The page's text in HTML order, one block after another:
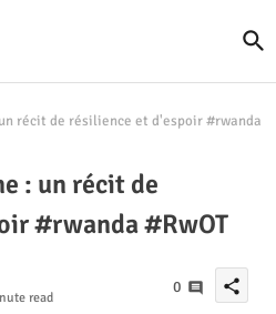
récit de résilience et d'espoir #rwanda
: un récit de
#rwanda #RwOT
read
0 share